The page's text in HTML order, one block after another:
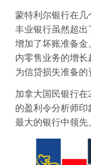
蒙特利尔银行在
丰业银行虽然超
增加了坏账准备
内零售业务的增
为信贷损失准备的
加拿大国民银行
的盈利令分析师
最大的银行中领先。